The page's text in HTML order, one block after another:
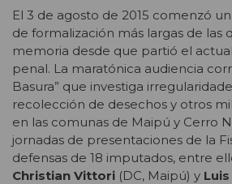
El 3 de agosto de 2015 comenzó
de formalización más largas de las
memoria desde que partió el
penal. La maratónica audiencia
Basura” que investiga
recolección de desechos y otros
en las comunas de Maipú y Cerro
jornadas de presentaciones de la
defensas de 18 imputados, entre
Christian Vittori (DC, Maipú) y